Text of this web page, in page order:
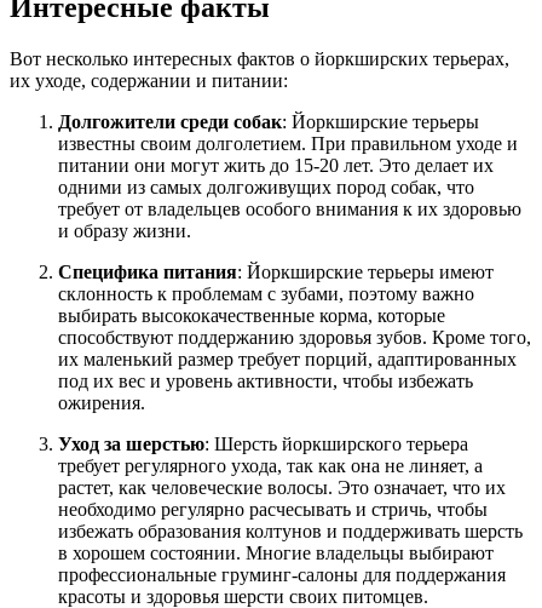
Интересные факты
Вот несколько интересных фактов о йоркширских терьерах,
их уходе, содержании и питании:
Долгожители среди собак: Йоркширские терьеры
известны своим долголетием. При правильном уходе и
питании они могут жить до 15-20 лет. Это делает их
одними из самых долгоживущих пород собак, что
требует от владельцев особого внимания к их здоровью
и образу жизни.
Специфика питания: Йоркширские терьеры имеют
склонность к проблемам с зубами, поэтому важно
выбирать высококачественные корма, которые
способствуют поддержанию здоровья зубов. Кроме того,
их маленький размер требует порций, адаптированных
под их вес и уровень активности, чтобы избежать
ожирения.
Уход за шерстью: Шерсть йоркширского терьера
требует регулярного ухода, так как она не линяет, а
растет, как человеческие волосы. Это означает, что их
необходимо регулярно расчесывать и стричь, чтобы
избежать образования колтунов и поддерживать шерсть
в хорошем состоянии. Многие владельцы выбирают
профессиональные груминг-салоны для поддержания
красоты и здоровья шерсти своих питомцев.